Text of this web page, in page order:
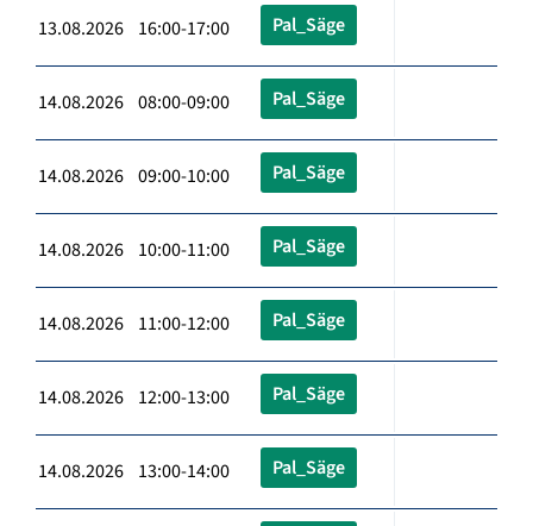
13.08.2026 16:00-17:00 Pal_Säge
14.08.2026 08:00-09:00 Pal_Säge
14.08.2026 09:00-10:00 Pal_Säge
14.08.2026 10:00-11:00 Pal_Säge
14.08.2026 11:00-12:00 Pal_Säge
14.08.2026 12:00-13:00 Pal_Säge
14.08.2026 13:00-14:00 Pal_Säge